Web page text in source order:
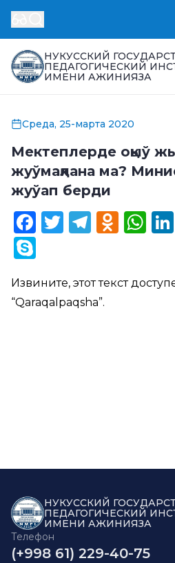
НУКУССКИЙ
ПЕДАГОГИЧЕСКИЙ
ИМЕНИ АЖИНИЯЗА
Среда, 25-марта 2020
Мектеплерде оқыў
жуўмақлана ма?
жуўап берди
Facebook
Twitter
Извините, этот текст
“Qaraqalpaqsha”.
НУКУССКИЙ
ПЕДАГОГИЧЕСКИЙ
ИМЕНИ АЖИНИЯЗА
Телефон
(+998 61) 229-40-75